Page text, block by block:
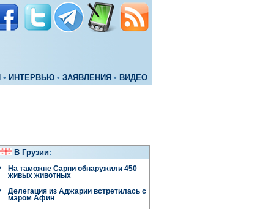
• ИНТЕРВЬЮ • ЗАЯВЛЕНИЯ • ВИДЕО
В Грузии:
На таможне Сарпи обнаружили 450
живых животных
Делегация из Аджарии встретилась с
мэром Афин